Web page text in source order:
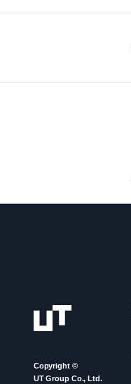
Copyright ©
UT Group Co., Ltd.